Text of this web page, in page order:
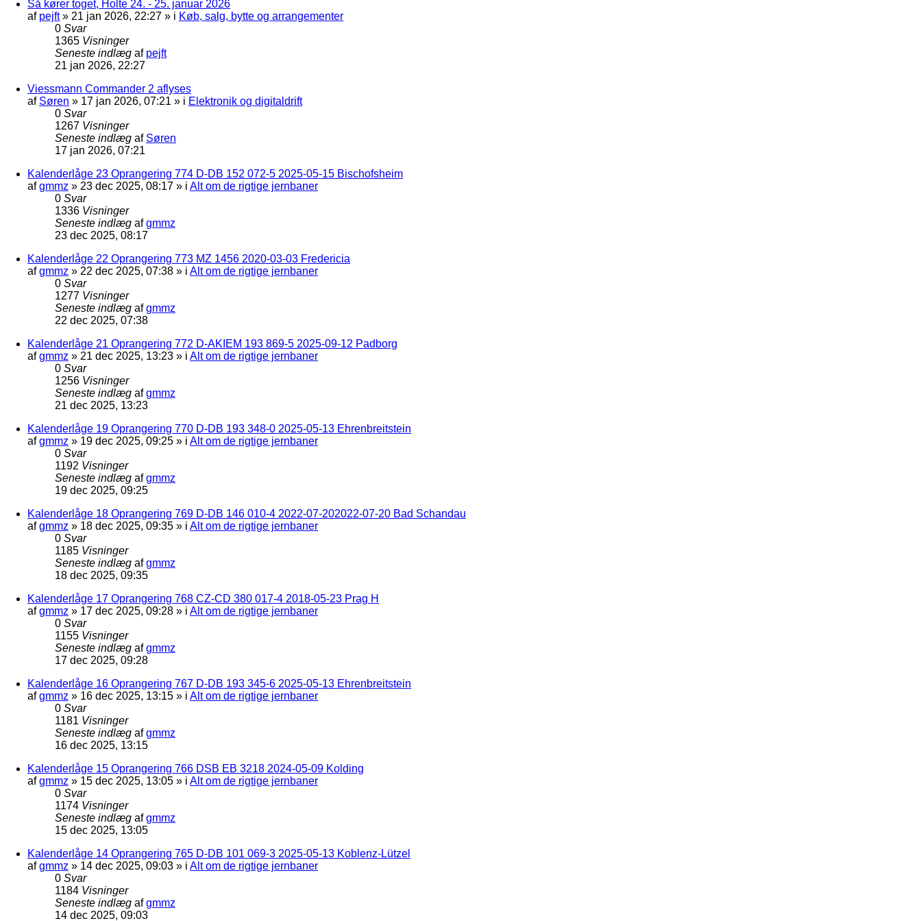
Så kører toget, Holte 24. - 25. januar 2026
af pejft» 21 jan 2026, 22:27 » i Køb, salg, bytte og arrangementer
0 Svar
1365 Visninger
Seneste indlæg af pejft
21 jan 2026, 22:27
Viessmann Commander 2 aflyses
af Søren » 17 jan 2026, 07:21 » i Elektronik og digitaldrift
0 Svar
1267 Visninger
Seneste indlæg af Søren
17 jan 2026, 07:21
Kalenderlåge 23 Oprangering 774 D-DB 152 072-5 2025-05-15 Bischofsheim
afgmmz » 23 dec 2025, 08:17 » i Alt om de rigtige jernbaner
0 Svar
1336 Visninger
Seneste indlæg afgmmz
23 dec 2025, 08:17
Kalenderlåge 22 Oprangering 773 MZ 1456 2020-03-03 Fredericia
afgmmz » 22 dec 2025, 07:38 » i Alt om de rigtige jernbaner
0 Svar
1277 Visninger
Seneste indlæg afgmmz
22 dec 2025, 07:38
Kalenderlåge 21 Oprangering 772 D-AKIEM 193 869-5 2025-09-12 Padborg
afgmmz » 21 dec 2025, 13:23 » i Alt om de rigtige jernbaner
0 Svar
1256 Visninger
Seneste indlæg afgmmz
21 dec 2025, 13:23
Kalenderlåge 19 Oprangering 770 D-DB 193 348-0 2025-05-13 Ehrenbreitstein
afgmmz » 19 dec 2025, 09:25 » i Alt om de rigtige jernbaner
0 Svar
1192 Visninger
Seneste indlæg afgmmz
19 dec 2025, 09:25
Kalenderlåge 18 Oprangering 769 D-DB 146 010-4 2022-07-202022-07-20 Bad Schandau
afgmmz » 18 dec 2025, 09:35 » i Alt om de rigtige jernbaner
0 Svar
1185 Visninger
Seneste indlæg afgmmz
18 dec 2025, 09:35
Kalenderlåge 17 Oprangering 768 CZ-CD 380 017-4 2018-05-23 Prag H
afgmmz » 17 dec 2025, 09:28 » i Alt om de rigtige jernbaner
0 Svar
1155 Visninger
Seneste indlæg afgmmz
17 dec 2025, 09:28
Kalenderlåge 16 Oprangering 767 D-DB 193 345-6 2025-05-13 Ehrenbreitstein
afgmmz » 16 dec 2025, 13:15 » i Alt om de rigtige jernbaner
0 Svar
1181 Visninger
Seneste indlæg afgmmz
16 dec 2025, 13:15
Kalenderlåge 15 Oprangering 766 DSB EB 3218 2024-05-09 Kolding
afgmmz » 15 dec 2025, 13:05 » i Alt om de rigtige jernbaner
0 Svar
1174 Visninger
Seneste indlæg afgmmz
15 dec 2025, 13:05
Kalenderlåge 14 Oprangering 765 D-DB 101 069-3 2025-05-13 Koblenz-Lützel
afgmmz » 14 dec 2025, 09:03 » i Alt om de rigtige jernbaner
0 Svar
1184 Visninger
Seneste indlæg afgmmz
14 dec 2025, 09:03